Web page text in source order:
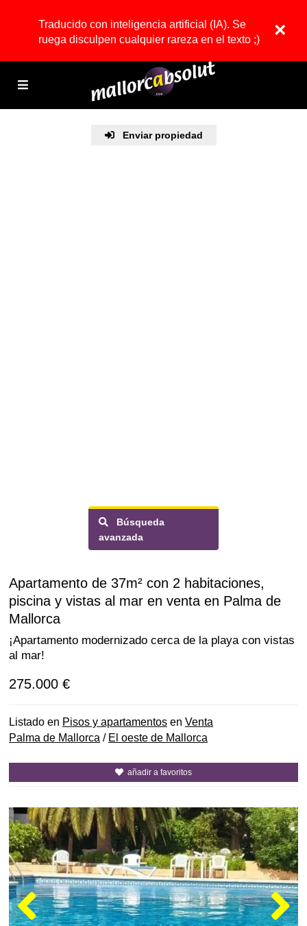
Traducido con inteligencia artificial (IA). Se
ruega disculpen cualquier rareza en el texto ;)
×
Enviar propiedad
Búsqueda
avanzada
Apartamento de 37m² con 2 habitaciones,
piscina y vistas al mar en venta en Palma de
Mallorca
¡Apartamento modernizado cerca de la playa con vistas
al mar!
275.000 €
Listado en Pisos y apartamentos en Venta
Palma de Mallorca / El oeste de Mallorca
añadir a favoritos